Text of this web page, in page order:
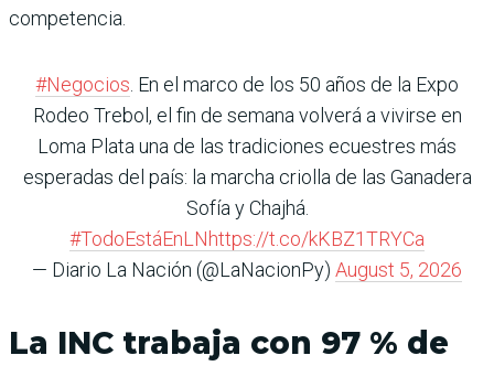
competencia.
#Negocios . En el marco de los 50 años de la Expo
Rodeo Trebol, el fin de semana volverá a vivirse en
Loma Plata una de las tradiciones ecuestres más
esperadas del país: la marcha criolla de las Ganadera
Sofía y Chajhá.
#TodoEstáEnLNhttps://t.co/kKBZ1TRYCa
— Diario La Nación (@LaNacionPy) August 5, 2026
La INC trabaja con 97 % de